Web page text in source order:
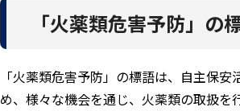
「火薬類危害予防」の
「火薬類危害予防」の標語は、自主保
め、様々な機会を通じ、火薬類の取扱を